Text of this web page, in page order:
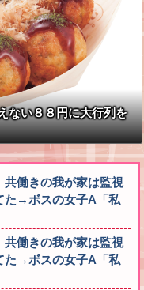
ない８８円に大行列を
共働きの我が家は監視
た→ボスの女子A「私
共働きの我が家は監視
た→ボスの女子A「私